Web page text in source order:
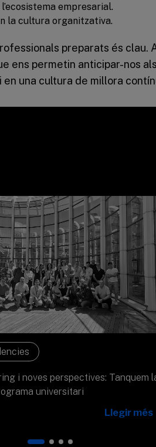
empresarial.
la cultura organitzativa.
preparats és clau.
ens permetin anticipar-nos
i en una cultura de millora
i noves perspectives: Tanquem
universitari
Llegir més